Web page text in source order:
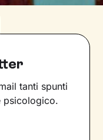
tanti spunti
psicologico.